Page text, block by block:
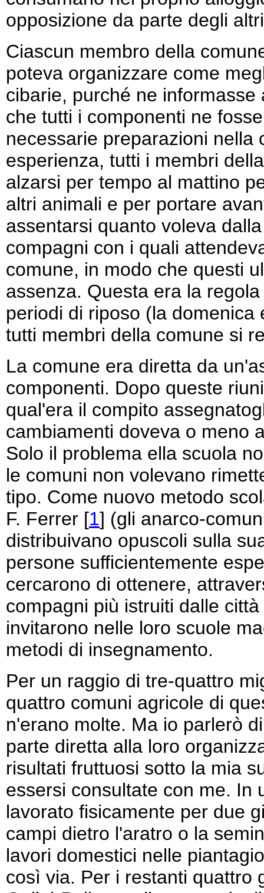
opposizione da parte degli
Ciascun membro della
poteva organizzare come
cibarie, purché ne
che tutti i componenti ne
necessarie preparazioni nella
esperienza, tutti i membri
alzarsi per tempo al mattino
altri animali e per portare
assentarsi quanto voleva
compagni con i quali
comune, in modo che questi
assenza. Questa era la
periodi di riposo (la
tutti membri della comune si
La comune era diretta da
componenti. Dopo queste
qual'era il compito
cambiamenti doveva o meno
Solo il problema ella scuola
le comuni non volevano
tipo. Come nuovo metodo
F. Ferrer [1] (gli anarco-
distribuivano opuscoli sulla
persone sufficientemente
cercarono di ottenere,
compagni più istruiti dalle
invitarono nelle loro scuole
metodi di insegnamento.
Per un raggio di tre-quattro
quattro comuni agricole di
n'erano molte. Ma io parlerò
parte diretta alla loro
risultati fruttuosi sotto la mia
essersi consultate con me. In
lavorato fisicamente per due
campi dietro l'aratro o la
lavori domestici nelle
così via. Per i restanti quattro